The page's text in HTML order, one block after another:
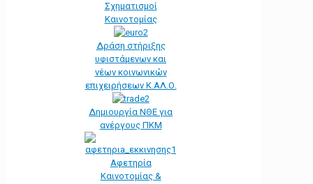
Σχηματισμοί
Καινοτομίας
Δράση στήριξης
υφιστάμενων και
νέων κοινωνικών
επιχειρήσεων Κ.ΑΛ.Ο.
Δημιουργία ΝΘΕ για
ανέργους ΠΚΜ
Αφετηρία
Kαινοτομίας &